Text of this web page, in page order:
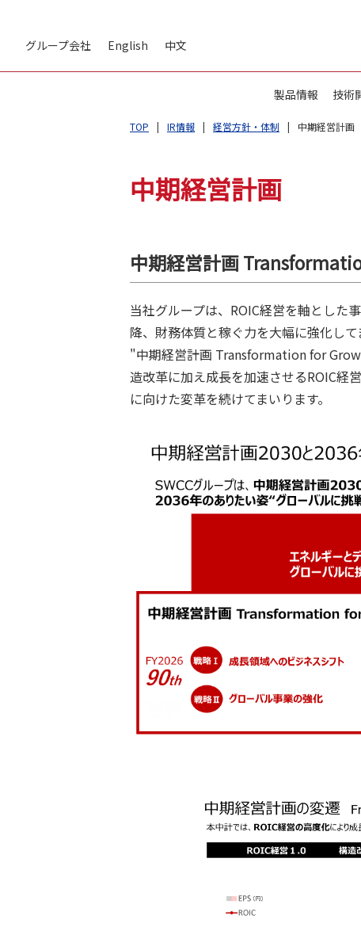
グループ会社 English 中文
製品情報 技術
TOP IR情報 経営方針・体制 中期経営計画
中期経営計画
中期経営計画
当社グループは、ROIC経営を軸とした
降、財務体質と稼ぐ力を大幅に強化して
"中期経営計画 Transformation for
造改革に加え成長を加速させるROIC経
に向けた変革を続けてまいります。